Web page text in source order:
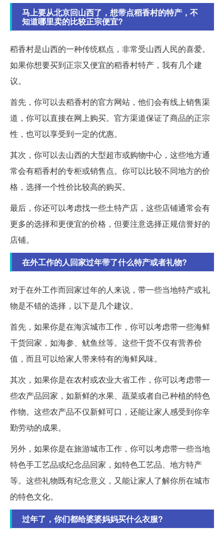
马上要从北京回山西了，想带点稻香村的特产，不
知道哪里卖的比较正宗便宜?
稻香村是山西的一种传统糕点，非常受山西人民的喜爱。
如果你想要买到正宗又便宜的稻香村特产，我有几个建
议。
首先，你可以去稻香村的官方网站，他们会有线上销售渠
道，你可以直接在网上购买。官方渠道保证了商品的正宗
性，也可以享受到一定的优惠。
其次，你可以去山西的大型超市或购物中心，这些地方通
常会有稻香村的专柜或销售点。你可以比较不同地方的价
格，选择一个性价比较高的购买。
最后，你还可以考虑找一些土特产店，这些店铺通常会有
更多的选择和更便宜的价格，但要注意选择正规信誉好的
店铺。
在外工作的人回家过年带了什么特产或者礼物?
对于在外工作而回家过年的人来说，带一些当地特产或礼
物是不错的选择，以下是几个建议。
首先，如果你是在海滨城市工作，你可以考虑带一些海鲜
干货回家，如海参、鱿鱼丝等。这些干货不仅有营养价
值，而且可以给家人带来特有的海鲜风味。
其次，如果你是在农村或农业大省工作，你可以考虑带一
些农产品回家，如新鲜的水果、蔬菜或者自己种植的特色
作物。这些农产品不仅新鲜可口，还能让家人感受到你辛
勤劳动的成果。
另外，如果你是在旅游城市工作，你可以考虑带一些当地
特色手工艺品或纪念品回家，如特色工艺品、地方特产
等。这些礼物既有纪念意义，又能让家人了解你所在城市
的特色文化。
过年了，你们都给婆婆妈妈买什么衣服?